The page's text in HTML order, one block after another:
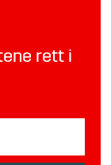
rett i